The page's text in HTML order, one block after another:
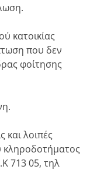
κατοικίας
που δεν
φοίτησης
και λοιπές
κληροδοτήματος
713 05, τηλ